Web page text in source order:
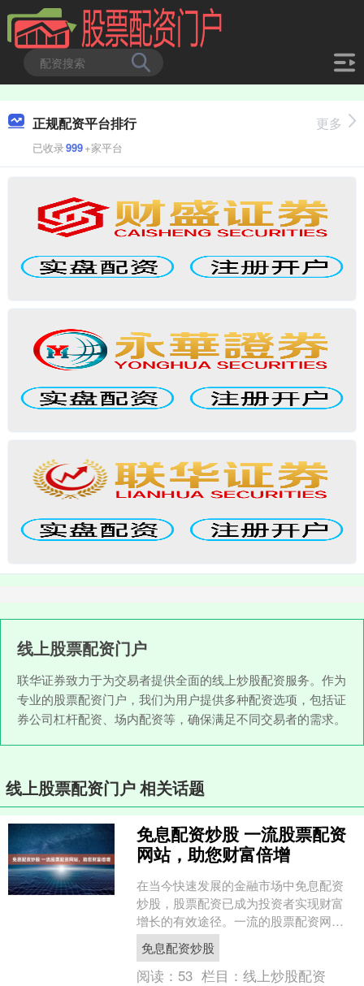
正规配资平台排行
已收录999+家平台
更多
线上股票配资门户
联华证券致力于为交易者提供全面的线上炒股配资服务。作为
专业的股票配资门户，我们为用户提供多种配资选项，包括证
券公司杠杆配资、场内配资等，确保满足不同交易者的需求。
线上股票配资门户 相关话题
免息配资炒股 一流股票配资
网站，助您财富倍增
在当今快速发展的金融市场中免息配资
炒股，股票配资已成为投资者实现财富
增长的有效途径。一流的股票配资网站
提供安全可靠的平台，让您以较低的成
本撬动更大的资金，从而放....
免息配资炒股
阅读： 53 栏目：线上炒股配资